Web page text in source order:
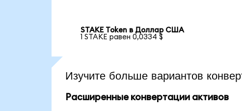
STAKE Token в Доллар США
1 STAKE равен 0,0334 $
Изучите больше вариантов
Расширенные конвертации активов